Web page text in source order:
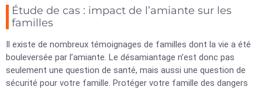
Étude de cas : impact de l’amiante sur les
familles
Il existe de nombreux témoignages de familles dont la vie a été
bouleversée par l’amiante. Le désamiantage n’est donc pas
seulement une question de santé, mais aussi une question de
sécurité pour votre famille. Protéger votre famille des dangers